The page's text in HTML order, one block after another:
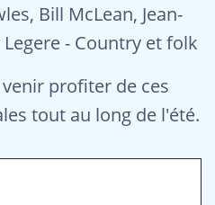
Bill McLean, Jean-
Legere - Country et folk
profiter de ces
tout au long de l'été.